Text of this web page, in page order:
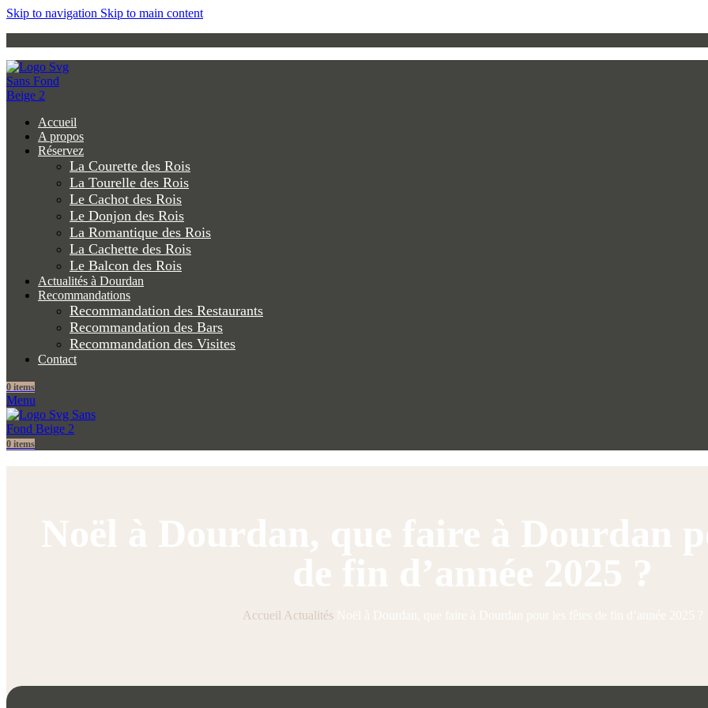
Skip to navigation Skip to main content
Accueil
A propos
Réservez
La Courette des Rois
La Tourelle des Rois
Le Cachot des Rois
Le Donjon des Rois
La Romantique des Rois
La Cachette des Rois
Le Balcon des Rois
Actualités à Dourdan
Recommandations
Recommandation des Restaurants
Recommandation des Bars
Recommandation des Visites
Contact
0 items
Menu
0 items
Accueil Actualités